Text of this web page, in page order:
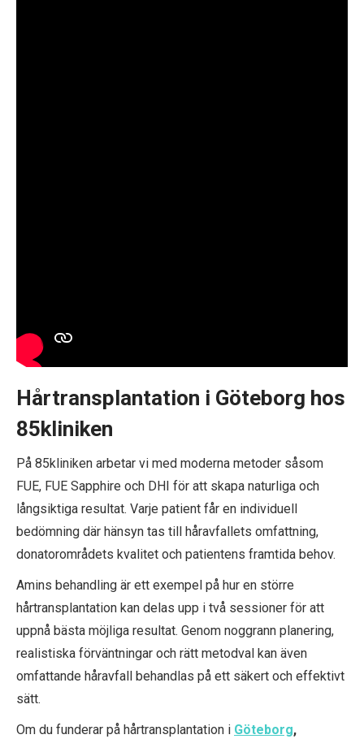
Hårtransplantation i Göteborg hos
85kliniken
På 85kliniken arbetar vi med moderna metoder såsom
FUE, FUE Sapphire och DHI för att skapa naturliga och
långsiktiga resultat. Varje patient får en individuell
bedömning där hänsyn tas till håravfallets omfattning,
donatorområdets kvalitet och patientens framtida behov.
Amins behandling är ett exempel på hur en större
hårtransplantation kan delas upp i två sessioner för att
uppnå bästa möjliga resultat. Genom noggrann planering,
realistiska förväntningar och rätt metodval kan även
omfattande håravfall behandlas på ett säkert och effektivt
sätt.
Om du funderar på hårtransplantation i Göteborg,